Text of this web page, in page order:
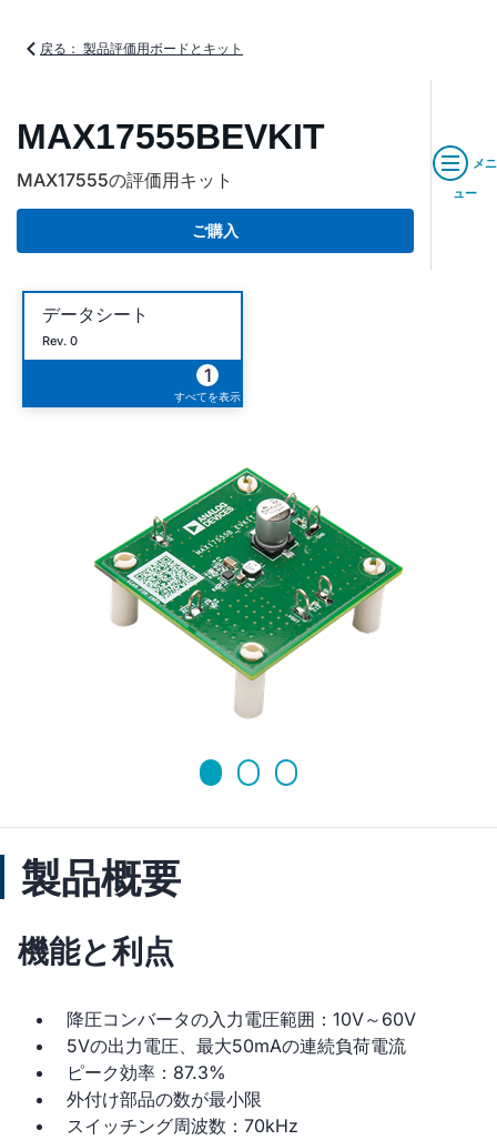
戻る： 製品評価用ボードとキット
MAX17555BEVKIT
MAX17555の評価用キット
ご購入
メニ
ュー
データシート
Rev. 0
1
すべてを表示
製品概要
機能と利点
降圧コンバータの入力電圧範囲：10V～60V
5Vの出力電圧、最大50mAの連続負荷電流
ピーク効率：87.3%
外付け部品の数が最小限
スイッチング周波数：70kHz